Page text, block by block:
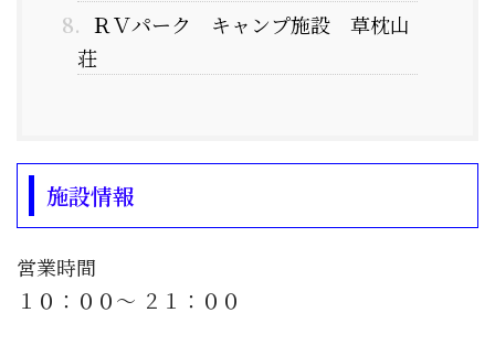
8. ＲＶパーク キャンプ施設 草枕山
荘
施設情報
営業時間
１０：００～ ２１：００